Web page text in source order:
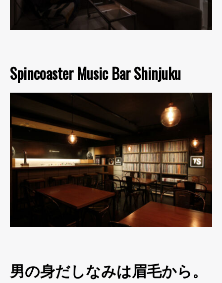
Spincoaster Music Bar Shinjuku
男の身だしなみは眉毛から。